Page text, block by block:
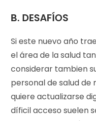
B. DESAFÍOS
Si este nuevo año
el área de la salud
considerar tambien
personal de salud de
quiere actualizarse
díficil acceso suelen